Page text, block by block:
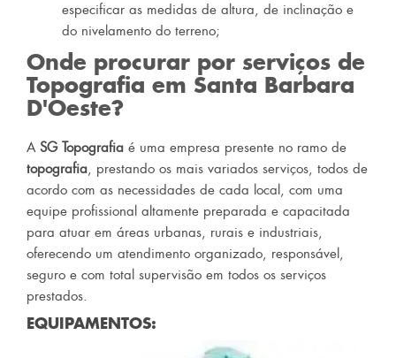
especificar as medidas de altura, de inclinação e
do nivelamento do terreno;
Onde procurar por serviços de
Topografia em Santa Barbara
D'Oeste?
A SG Topografia é uma empresa presente no ramo de
topografia, prestando os mais variados serviços, todos de
acordo com as necessidades de cada local, com uma
equipe profissional altamente preparada e capacitada
para atuar em áreas urbanas, rurais e industriais,
oferecendo um atendimento organizado, responsável,
seguro e com total supervisão em todos os serviços
prestados.
EQUIPAMENTOS: